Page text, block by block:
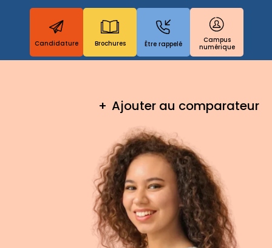
Candidature Brochures Être rappelé
Campus
numérique
Ajouter au comparateur